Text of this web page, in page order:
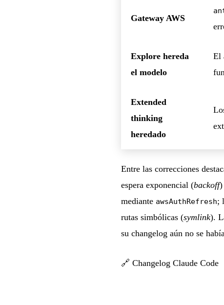
Gateway AWS
Explore hereda
el modelo
El
Extended
thinking
heredado
Entre las correcciones
espera exponencial (backoff)
mediante awsAuthRefresh;
rutas simbólicas (symlink).
su changelog aún no se
🔗 Changelog Claude Code